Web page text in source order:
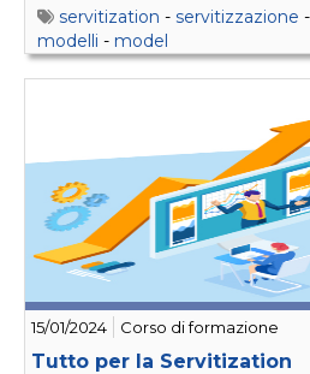
servitization - servitizzazione -
modelli - model
15/01/2024 Corso di formazione
Tutto per la Servitization